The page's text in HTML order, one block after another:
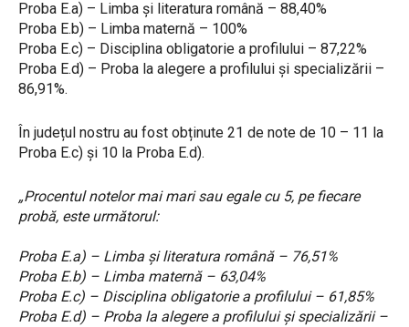
Proba E.a) – Limba și literatura română – 88,40%
Proba E.b) – Limba maternă – 100%
Proba E.c) – Disciplina obligatorie a profilului – 87,22%
Proba E.d) – Proba la alegere a profilului și specializării –
86,91%.
În județul nostru au fost obținute 21 de note de 10 – 11 la
Proba E.c) și 10 la Proba E.d).
„Procentul notelor mai mari sau egale cu 5, pe fiecare
probă, este următorul:
Proba E.a) – Limba și literatura română – 76,51%
Proba E.b) – Limba maternă – 63,04%
Proba E.c) – Disciplina obligatorie a profilului – 61,85%
Proba E.d) – Proba la alegere a profilului și specializării –